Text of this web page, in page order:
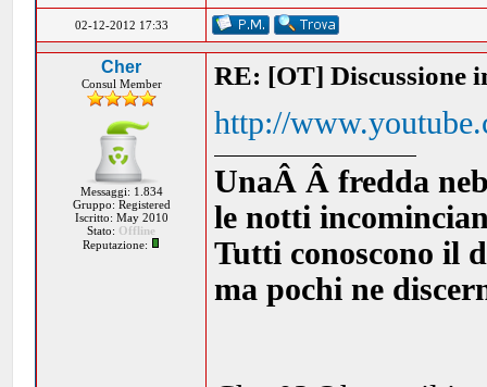
02-12-2012 17:33
Cher
Consul Member
Messaggi: 1.834
Gruppo: Registered
Iscritto: May 2010
Stato: Offline
Reputazione:
RE: [OT] Discussione
http://
UnaÂ Â fredda
le notti
Tutti conoscono il
ma pochi ne